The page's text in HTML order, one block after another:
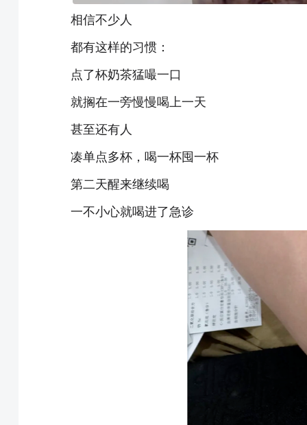
相信不少人
都有这样的习惯：
点了杯奶茶猛嘬一口
就搁在一旁慢慢喝上一天
甚至还有人
凑单点多杯，喝一杯囤一杯
第二天醒来继续喝
一不小心就喝进了急诊